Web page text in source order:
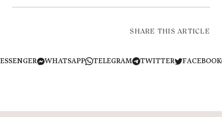
SHARE THIS ARTICLE
TWITTER
TELEGRAM
WHATSAPP
MESSENGER